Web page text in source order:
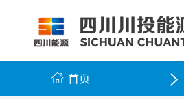
公司简介 组织架构 领导团队
公司新闻 企业动态 公示公告
公司资料 股票信息 最新公告
党群工作 纪检监察
 首页 